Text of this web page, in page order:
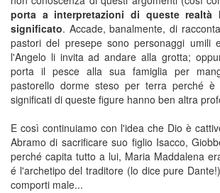
porta a interpretazioni di queste realtà
significato. Accade, banalmente, di
pastori del presepe sono personaggi umili
l'Angelo li invita ad andare alla grotta;
porta il pesce alla sua famiglia per
pastorello dorme steso per terra perché è
significati di queste figure hanno ben altra
E così continuiamo con l'idea che Dio è
Abramo di sacrificare suo figlio Isacco,
perché capita tutto a lui, Maria Maddalena
é l'archetipo del traditore (lo dice pure
comporti male...